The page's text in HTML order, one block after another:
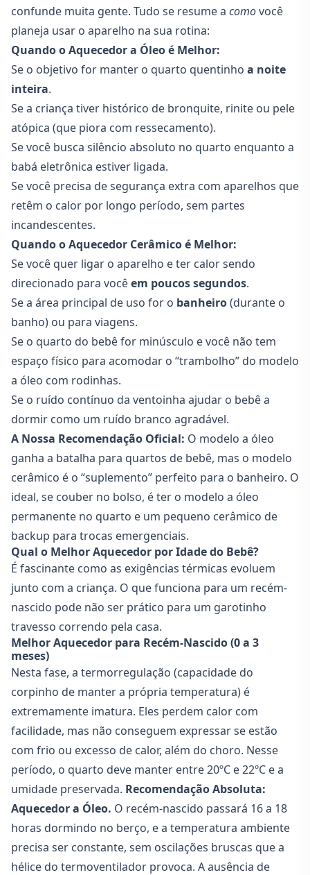
confunde muita gente. Tudo se resume a comovocê
planeja usar o aparelho na sua rotina:
Quando o Aquecedor a Óleo é Melhor:
Se o objetivo for manter o quarto quentinho a noite
inteira.
Se a criança tiver histórico de bronquite, rinite ou pele
atópica (que piora com ressecamento).
Se você busca silêncio absoluto no quarto enquanto a
babá eletrônica estiver ligada.
Se você precisa de segurança extra com aparelhos que
retêm o calor por longo período, sem partes
incandescentes.
Quando o Aquecedor Cerâmico é Melhor:
Se você quer ligar o aparelho e ter calor sendo
direcionado para vocêem poucos segundos.
Se a área principal de uso for o banheiro(durante o
banho) ou para viagens.
Se o quarto do bebê for minúsculo e você não tem
espaço físico para acomodar o “trambolho” do modelo
a óleo com rodinhas.
Se o ruído contínuo da ventoinha ajudar o bebê a
dormir como um ruído branco agradável.
A Nossa Recomendação Oficial: O modelo a óleo
ganha a batalha para quartos de bebê, mas o modelo
cerâmico é o “suplemento” perfeito para o banheiro. O
ideal, se couber no bolso, é ter o modelo a óleo
permanente no quarto e um pequeno cerâmico de
backup para trocas emergenciais.
Qual o Melhor Aquecedor por Idade do Bebê?
É fascinante como as exigências térmicas evoluem
junto com a criança. O que funciona para um recém-
nascido pode não ser prático para um garotinho
travesso correndo pela casa.
Melhor Aquecedor para Recém-Nascido (0 a 3
meses)
Nesta fase, a termorregulação (capacidade do
corpinho de manter a própria temperatura) é
extremamente imatura. Eles perdem calor com
facilidade, mas não conseguem expressar se estão
com frio ou excesso de calor, além do choro. Nesse
período, o quarto deve manter entre 20ºC e 22ºC e a
umidade preservada. Recomendação Absoluta:
Aquecedor a Óleo. O recém-nascido passará 16 a 18
horas dormindo no berço, e a temperatura ambiente
precisa ser constante, sem oscilações bruscas que a
hélice do termoventilador provoca. A ausência de